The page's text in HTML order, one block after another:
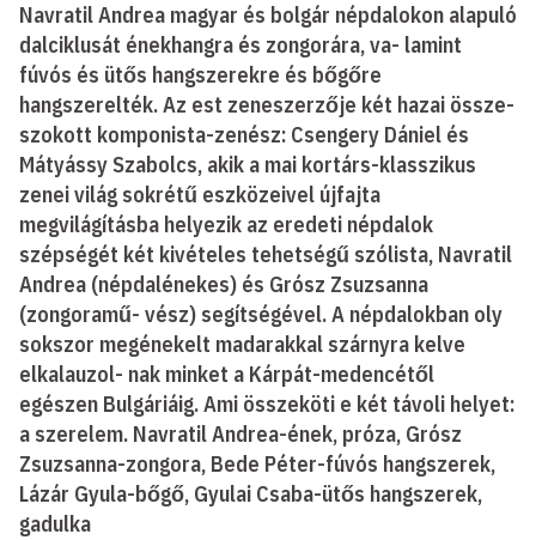
Navratil Andrea magyar és bolgár népdalokon alapuló
dalciklusát énekhangra és zongorára, va- lamint
fúvós és ütős hangszerekre és bőgőre
hangszerelték. Az est zeneszerzője két hazai össze-
szokott komponista-zenész: Csengery Dániel és
Mátyássy Szabolcs, akik a mai kortárs-klasszikus
zenei világ sokrétű eszközeivel újfajta
megvilágításba helyezik az eredeti népdalok
szépségét két kivételes tehetségű szólista, Navratil
Andrea (népdalénekes) és Grósz Zsuzsanna
(zongoramű- vész) segítségével. A népdalokban oly
sokszor megénekelt madarakkal szárnyra kelve
elkalauzol- nak minket a Kárpát-medencétől
egészen Bulgáriáig. Ami összeköti e két távoli helyet:
a szerelem. Navratil Andrea-ének, próza, Grósz
Zsuzsanna-zongora, Bede Péter-fúvós hangszerek,
Lázár Gyula-bőgő, Gyulai Csaba-ütős hangszerek,
gadulka